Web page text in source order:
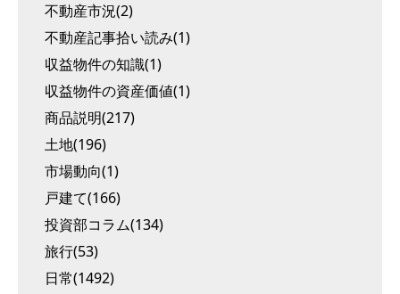
不動産市況(2)
不動産記事拾い読み(1)
収益物件の知識(1)
収益物件の資産価値(1)
商品説明(217)
土地(196)
市場動向(1)
戸建て(166)
投資部コラム(134)
旅行(53)
日常(1492)